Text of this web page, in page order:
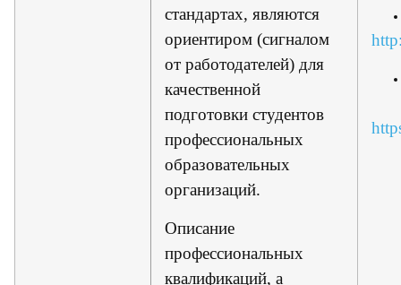
стандартах, являются
ориентиром (сигналом
от работодателей) для
качественной
подготовки студентов
профессиональных
образовательных
организаций.
Описание
профессиональных
квалификаций, а